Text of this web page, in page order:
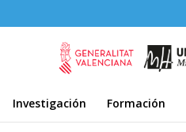
Investigación Formación